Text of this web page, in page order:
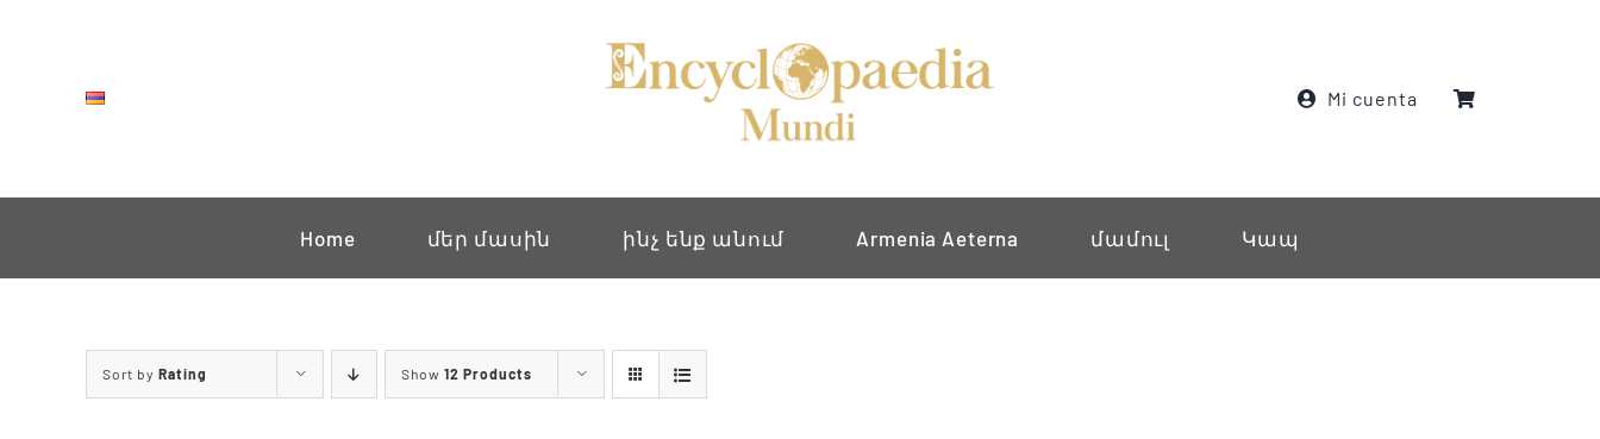
Mi cuenta
Home մեր մասին ինչ ենք անում Armenia Aeterna մամուլ Կապ
Sort by Rating Show 12 Products